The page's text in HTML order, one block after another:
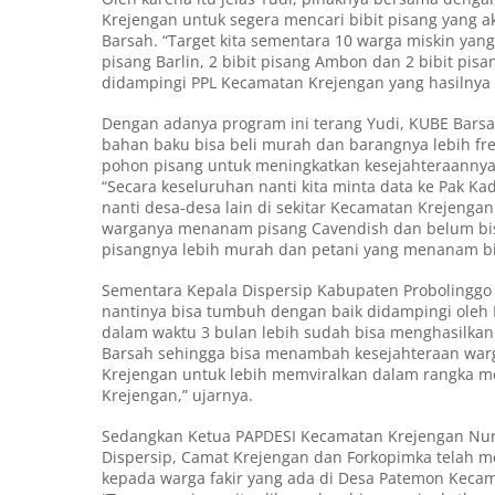
Krejengan untuk segera mencari bibit pisang yang
Barsah. “Target kita sementara 10 warga miskin
pisang Barlin, 2 bibit pisang Ambon dan 2 bibit
didampingi PPL Kecamatan Krejengan yang
Dengan adanya program ini terang Yudi, KUBE
bahan baku bisa beli murah dan barangnya lebih
pohon pisang untuk meningkatkan
“Secara keseluruhan nanti kita minta data ke Pak
nanti desa-desa lain di sekitar Kecamatan
warganya menanam pisang Cavendish dan belum
pisangnya lebih murah dan petani yang menanam
Sementara Kepala Dispersip Kabupaten
nantinya bisa tumbuh dengan baik didampingi oleh
dalam waktu 3 bulan lebih sudah bisa
Barsah sehingga bisa menambah kesejahteraan
Krejengan untuk lebih memviralkan dalam rangka
Krejengan,” ujarnya.
Sedangkan Ketua PAPDESI Kecamatan Krejengan
Dispersip, Camat Krejengan dan Forkopimka telah
kepada warga fakir yang ada di Desa Patemon